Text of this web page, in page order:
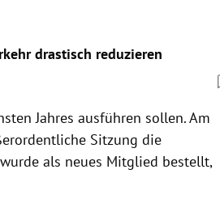
drastisch reduzieren
Jahres ausführen sollen. Am
Sitzung die
wurde als neues Mitglied bestellt,